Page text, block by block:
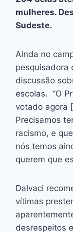
mulheres.
Sudeste.
Ainda no
pesquisadora
discussão
escolas. “O
votado agora
Precisamos
racismo, e
nós temos
querem que
Dalvaci
vítimas
desrespeitos